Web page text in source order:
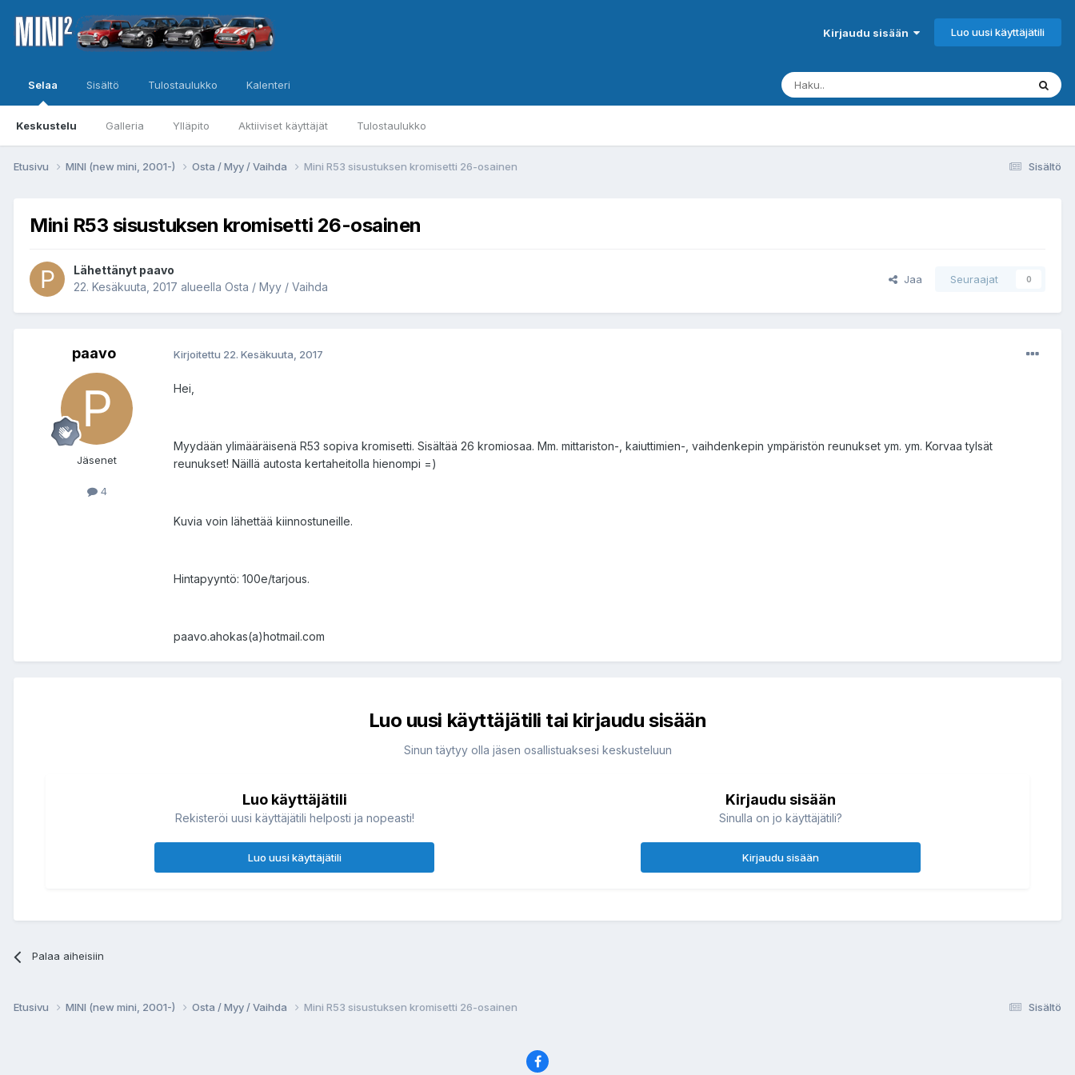
Kirjaudu sisään Luo uusi käyttäjätili
Selaa
Keskustelu Galleria Ylläpito Aktiiviset käyttäjät Tulostaulukko
Sisältö Tulostaulukko Kalenteri
Sisältö
Etusivu MINI (new mini, 2001-) Osta / Myy / Vaihda Mini R53 sisustuksen kromisetti 26-osainen
Mini R53 sisustuksen kromisetti 26-osainen
Lähettänyt paavo
22. Kesäkuuta, 2017 alueella Osta / Myy / Vaihda
Jaa Seuraajat 0
paavo
Jäsenet
4
Kirjoitettu 22. Kesäkuuta, 2017
Hei,
Myydään ylimääräisenä R53 sopiva kromisetti. Sisältää 26 kromiosaa. Mm. mittariston-, kaiuttimien-, vaihdenkepin ympäristön reunukset ym. ym. Korvaa tylsät
reunukset! Näillä autosta kertaheitolla hienompi =)
Kuvia voin lähettää kiinnostuneille.
Hintapyyntö: 100e/tarjous.
paavo.ahokas(a)hotmail.com
Luo uusi käyttäjätili tai kirjaudu sisään
Sinun täytyy olla jäsen osallistuaksesi keskusteluun
Luo käyttäjätili
Rekisteröi uusi käyttäjätili helposti ja nopeasti!
Luo uusi käyttäjätili
Kirjaudu sisään
Sinulla on jo käyttäjätili?
Kirjaudu sisään
Palaa aiheisiin
Sisältö
Etusivu MINI (new mini, 2001-) Osta / Myy / Vaihda Mini R53 sisustuksen kromisetti 26-osainen